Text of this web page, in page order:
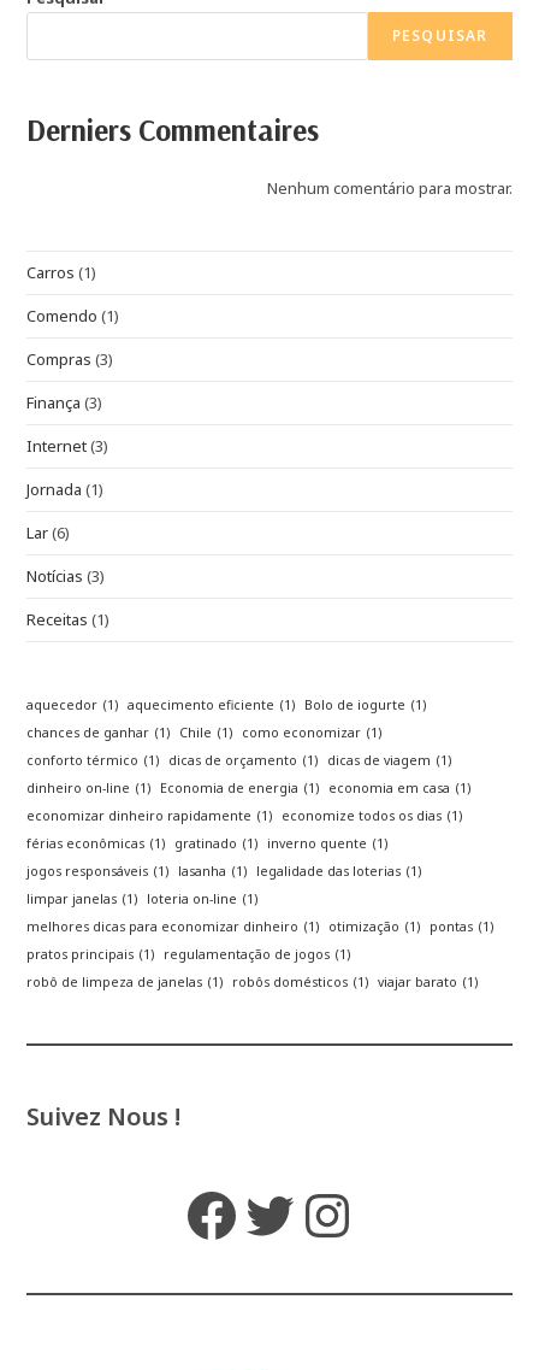
PESQUISAR
Derniers Commentaires
Nenhum comentário para mostrar.
Carros (1)
Comendo (1)
Compras (3)
Finança (3)
Internet(3)
Jornada (1)
Lar(6)
Notícias (3)
Receitas (1)
aquecedor (1) aquecimento eficiente (1) Bolo de iogurte (1)
chances de ganhar (1) Chile (1) como economizar (1)
conforto térmico (1) dicas de orçamento (1) dicas de viagem (1)
dinheiro on-line (1) Economia de energia (1) economia em casa (1)
economizar dinheiro rapidamente (1) economize todos os dias (1)
férias econômicas (1) gratinado (1) inverno quente (1)
jogos responsáveis (1) lasanha (1) legalidade das loterias (1)
limpar janelas (1) loteria on-line (1)
melhores dicas para economizar dinheiro (1) otimização (1) pontas (1)
pratos principais (1) regulamentação de jogos (1)
robô de limpeza de janelas (1) robôs domésticos (1) viajar barato (1)
Suivez Nous !